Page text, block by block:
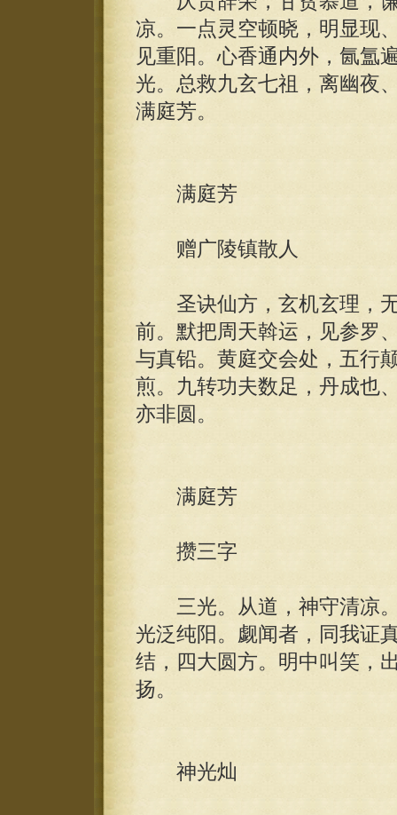
凉。一点灵空顿晓，明显现
见重阳。心香通内外，氤氲
光。总救九玄七祖，离幽夜
满庭芳。
满庭芳
赠广陵镇散人
圣诀仙方，玄机玄理，无
前。默把周天斡运，见参罗
与真铅。黄庭交会处，五行
煎。九转功夫数足，丹成也
亦非圆。
满庭芳
攒三字
三光。从道，神守清凉。
光泛纯阳。觑闻者，同我证
结，四大圆方。明中叫笑，
扬。
神光灿